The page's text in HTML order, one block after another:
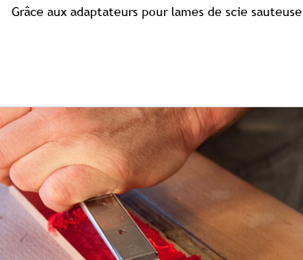
Grâce aux adaptateurs pour lames de scie sauteuse